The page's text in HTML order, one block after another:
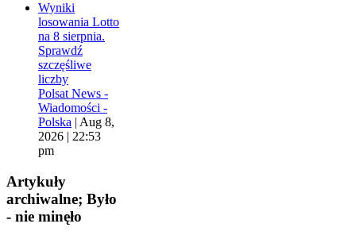
Wyniki
losowania Lotto
na 8 sierpnia.
Sprawdź
szczęśliwe
liczby
Polsat News -
Wiadomości -
Polska | Aug 8,
2026 | 22:53
pm
Artykuły
archiwalne; Było
- nie minęło